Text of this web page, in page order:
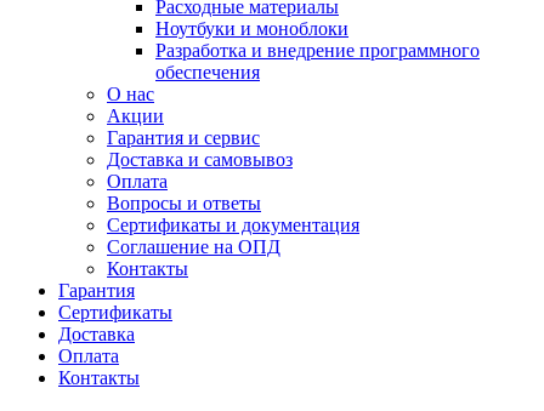
Расходные материалы
Ноутбуки и моноблоки
Разработка и внедрение программного
обеспечения
О нас
Акции
Гарантия и сервис
Доставка и самовывоз
Оплата
Вопросы и ответы
Сертификаты и документация
Соглашение на ОПД
Контакты
Гарантия
Сертификаты
Доставка
Оплата
Контакты